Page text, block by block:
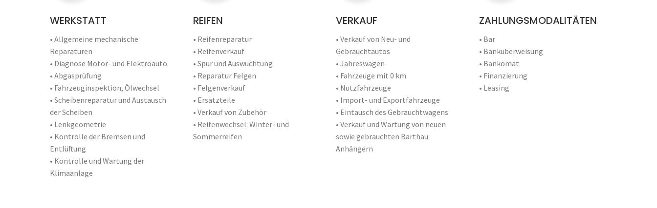
WERKSTATT
• Allgemeine mechanische
Reparaturen
• Diagnose Motor- und Elektroauto
• Abgasprüfung
• Fahrzeuginspektion, Ölwechsel
• Scheibenreparatur und Austausch
der Scheiben
• Lenkgeometrie
• Kontrolle der Bremsen und
Entlüftung
• Kontrolle und Wartung der
Klimaanlage
REIFEN
• Reifenreparatur
• Reifenverkauf
• Spur und Auswuchtung
• Reparatur Felgen
• Felgenverkauf
• Ersatzteile
• Verkauf von Zubehör
• Reifenwechsel: Winter- und
Sommerreifen
VERKAUF
• Verkauf von Neu- und
Gebrauchtautos
• Jahreswagen
• Fahrzeuge mit 0 km
• Nutzfahrzeuge
• Import- und Exportfahrzeuge
• Eintausch des Gebrauchtwagens
• Verkauf und Wartung von neuen
sowie gebrauchten Barthau
Anhängern
ZAHLUNGSMODALITÄTEN
• Bar
• Banküberweisung
• Bankomat
• Finanzierung
• Leasing